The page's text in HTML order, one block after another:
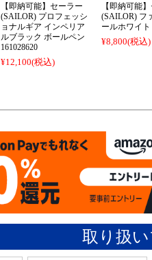
【即納可能】セーラー
(SAILOR) プロフェッシ
ョナルギア インペリア
ルブラック ボールペン
161028620
¥12,100(税込)
【即納可能
(SAILOR) フ
ールホワイ
¥8,800(税込)
取り扱